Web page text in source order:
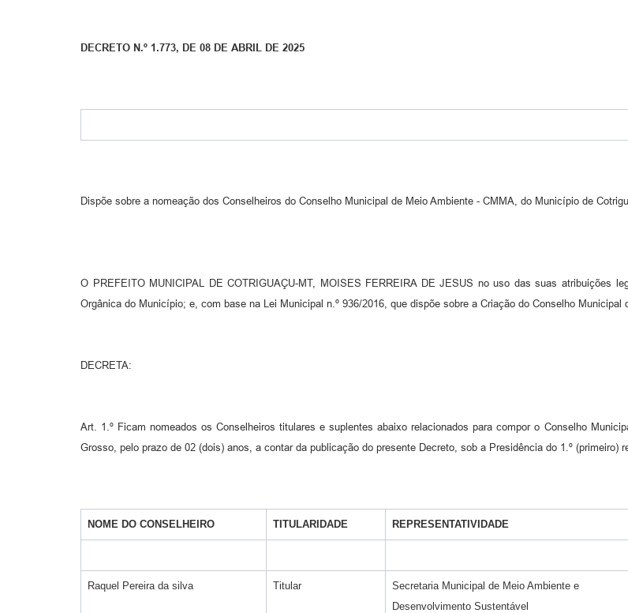
DECRETO N.º 1.773, DE 08 DE ABRIL DE 2025
Dispõe sobre a nomeação dos Conselheiros do Conselho Municipal de Meio Ambiente - CMMA, do Município de
O PREFEITO MUNICIPAL DE COTRIGUAÇU-MT, MOISES FERREIRA DE JESUS no uso das suas atribuições
Orgânica do Município; e, com base na Lei Municipal n.º 936/2016, que dispõe sobre a Criação do Conselho Municipal
DECRETA:
Art. 1.º Ficam nomeados os Conselheiros titulares e suplentes abaixo relacionados para compor o Conselho
Grosso, pelo prazo de 02 (dois) anos, a contar da publicação do presente Decreto, sob a Presidência do 1.º (primeiro)
NOME DO CONSELHEIRO TITULARIDADE REPRESENTATIVIDADE
Raquel Pereira da silva Titular
Secretaria Municipal de Meio Ambiente e
Desenvolvimento Sustentável